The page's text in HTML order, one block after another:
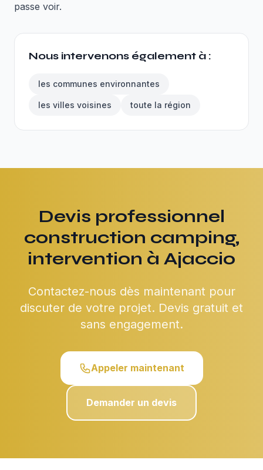
passe voir.
Nous intervenons également à :
les communes environnantes
les villes voisines toute la région
Devis professionnel
construction camping,
intervention à Ajaccio
Contactez-nous dès maintenant pour
discuter de votre projet. Devis gratuit et
sans engagement.
Appeler maintenant
Demander un devis